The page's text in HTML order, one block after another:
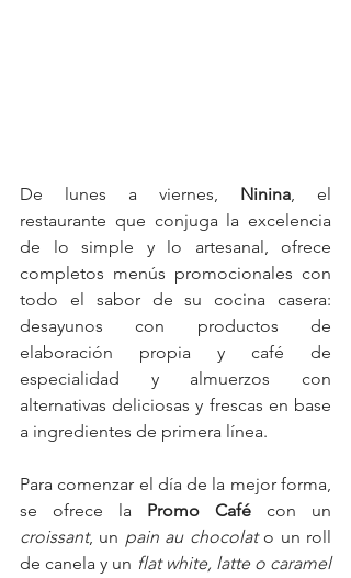
De lunes a viernes, Ninina, el
restaurante que conjuga la excelencia
de lo simple y lo artesanal, ofrece
completos menús promocionales con
todo el sabor de su cocina casera:
desayunos con productos de
elaboración propia y café de
especialidad y almuerzos con
alternativas deliciosas y frescas en base
a ingredientes de primera línea.
Para comenzar el día de la mejor forma,
se ofrece la Promo Café
croissant, un pain au chocolat o un roll
de canela y un flat white, latte o caramel